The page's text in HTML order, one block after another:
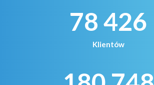
78 426
Klientów